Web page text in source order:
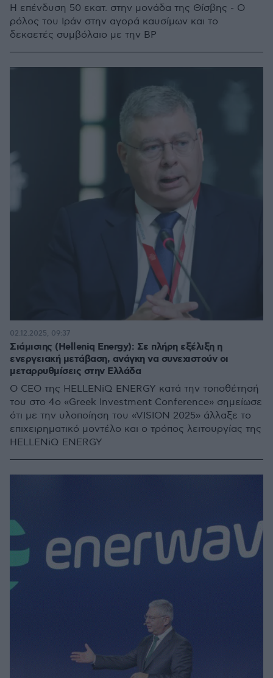
H επένδυση 50 εκατ. στην μονάδα της Θίσβης - Ο
ρόλος του Ιράν στην αγορά καυσίμων και το
δεκαετές συμβόλαιο με την ΒP
Σιάμισιης (Helleniq Energy): Σε πλήρη εξέλιξη η
ενεργειακή μετάβαση, ανάγκη να συνεχιστούν οι
μεταρρυθμίσεις στην Ελλάδα
Ο CEO της HELLENiQ ENERGY κατά την τοποθέτησή
του στο 4ο «Greek Investment Conference» σημείωσε
ότι με την υλοποίηση του «VISION 2025» άλλαξε το
επιχειρηματικό μοντέλο και ο τρόπος λειτουργίας της
HELLENiQ ENERGY
02.12.2025, 09:37